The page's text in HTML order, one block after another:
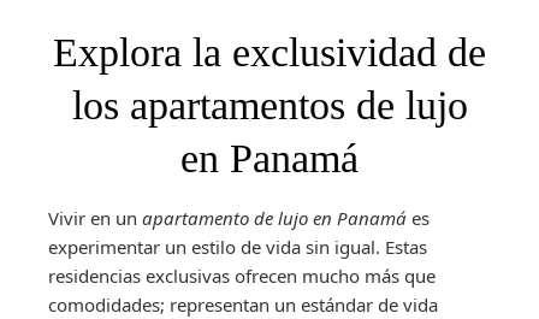
Explora la exclusividad de
los apartamentos de lujo
en Panamá
Vivir en un apartamento de lujo en Panamá es
experimentar un estilo de vida sin igual. Estas
residencias exclusivas ofrecen mucho más que
comodidades; representan un estándar de vida